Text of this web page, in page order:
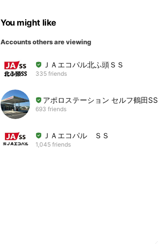
You might like
Accounts others are viewing
ＪＡエコパル北ふ頭ＳＳ
335 friends
アポロステーション セルフ鶴田SS
693 friends
ＪＡエコパル ＳＳ
1,045 friends